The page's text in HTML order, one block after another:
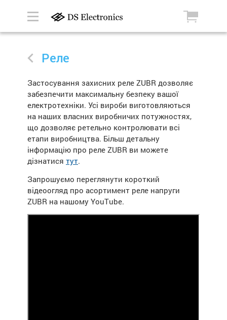
Реле
Застосування захисних реле ZUBR дозволяє
забезпечити максимальну безпеку вашої
електротехніки. Усі вироби виготовляються
на наших власних виробничих потужностях,
що дозволяє ретельно контролювати всі
етапи виробництва. Більш детальну
інформацію про реле ZUBR ви можете
дізнатися тут.
Запрошуємо переглянути короткий
відеоогляд про асортимент реле напруги
ZUBR на нашому YouTube.